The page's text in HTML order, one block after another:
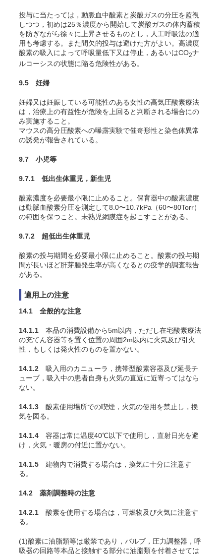
投与に当たっては，動脈血中酸素と炭酸ガスの分圧を監視
しつつ，初めは25％濃度から開始して炭酸ガスの体内蓄積
を防ぎながら徐々に上昇させるものとし，人工呼吸法の適
用も考慮する。また間欠的投与は避けた方がよい。高濃度
酸素の吸入によって呼吸量低下又は停止，あるいはCO2ナ
ルコーシスの状態に陥る危険性がある 。
9.5 妊婦
妊婦又は妊娠している可能性のある女性の高気圧酸素療法
は，治療上の有益性が危険を上回ると判断される場合にの
み実施すること。
マウスの高分圧酸素への曝露実験で催奇形性と染色体異常
の誘発が報告されている 。
9.7 小児等
9.7.1 低出生体重児，新生児
酸素濃度を必要最小限に止めること。保育器中の酸素濃度
は動脈血酸素分圧を測定して8.0〜10.7kPa（60〜80Torr）
の範囲を保つこと。未熟児網膜症を起こすことがある 。
9.7.2 超低出生体重児
酸素の投与期間を必要最小限に止めること。酸素の投与期
間が長いほど肝芽腫発生率が高くなるとの疫学的調査報告
がある 。
適用上の注意
14.1 全般的な注意
14.1.1 本品の消費設備から5m以内，ただし在宅酸素療法
の充てん容器等を置く位置の周囲2m以内に火気及び引火
性，もしくは発火性のものを置かない。
14.1.2 吸入用のカニューラ，携帯型酸素容器及び延長チ
ューブ，吸入中の患者自身も火気の直近に近寄ってはなら
ない。
14.1.3 酸素使用場所での喫煙，火気の使用を禁止し，換
気を図る。
14.1.4 容器は常に温度40℃以下で使用し，直射日光を避
け，火気・暖房の付近に置かない。
14.1.5 建物内で消費する場合は，換気に十分に注意す
る。
14.2 薬剤調整時の注意
14.2.1 酸素を使用する場合は，可燃物及び火気に注意す
る。
(1)酸素に油脂類等は厳禁であり，バルブ，圧力調整器，呼
吸器の回路等本品と接触する部分に油脂類を付着させては